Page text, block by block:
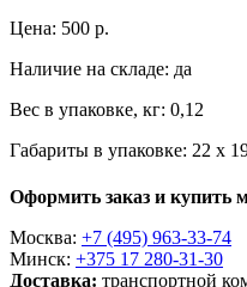
Цена: 500 р.
Наличие на складе: да
Вес в упаковке, кг: 0,12
Габариты в упаковке: 22 х
Оформить заказ и купить
Москва: +7 (495) 963-33-74
Минск: +375 17 280-31-30
Доставка: транспортной